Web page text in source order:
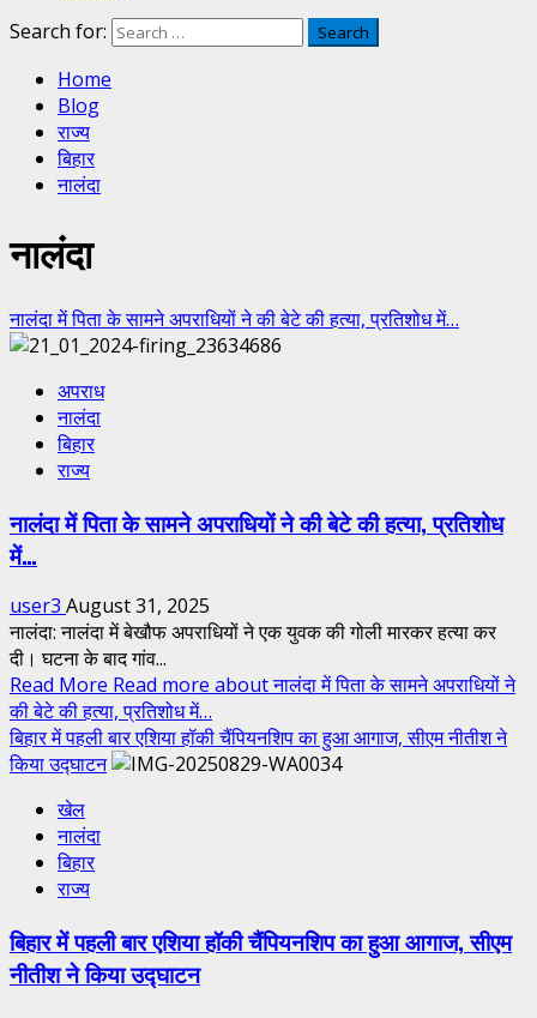
Search for:
Home
Blog
राज्य
बिहार
नालंदा
नालंदा
नालंदा में पिता के सामने अपराधियों ने की बेटे की हत्या, प्रतिशोध में…
अपराध
नालंदा
बिहार
राज्य
नालंदा में पिता के सामने अपराधियों ने की बेटे की हत्या, प्रतिशोध
में…
user3 August 31, 2025
नालंदा: नालंदा में बेखौफ अपराधियों ने एक युवक की गोली मारकर हत्या कर
दी। घटना के बाद गांव...
Read More Read more about नालंदा में पिता के सामने अपराधियों ने
की बेटे की हत्या, प्रतिशोध में…
बिहार में पहली बार एशिया हॉकी चैंपियनशिप का हुआ आगाज, सीएम नीतीश ने
किया उद्घाटन
खेल
नालंदा
बिहार
राज्य
बिहार में पहली बार एशिया हॉकी चैंपियनशिप का हुआ आगाज, सीएम
नीतीश ने किया उद्घाटन